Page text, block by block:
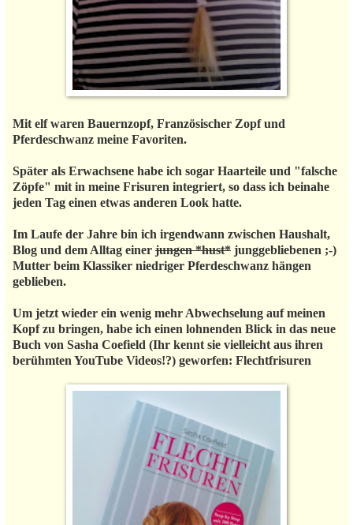
Mit elf waren Bauernzopf, Französischer Zopf und
Pferdeschwanz meine Favoriten.
Später als Erwachsene habe ich sogar Haarteile und "falsche
Zöpfe" mit in meine Frisuren integriert, so dass ich beinahe
jeden Tag einen etwas anderen Look hatte.
Im Laufe der Jahre bin ich irgendwann zwischen Haushalt,
Blog und dem Alltag einer jungen *hust* junggebliebenen ;-)
Mutter beim Klassiker niedriger Pferdeschwanz hängen
geblieben.
Um jetzt wieder ein wenig mehr Abwechselung auf meinen
Kopf zu bringen, habe ich einen lohnenden Blick in das neue
Buch von Sasha Coefield (Ihr kennt sie vielleicht aus ihren
berühmten YouTube Videos!?) geworfen: Flechtfrisuren